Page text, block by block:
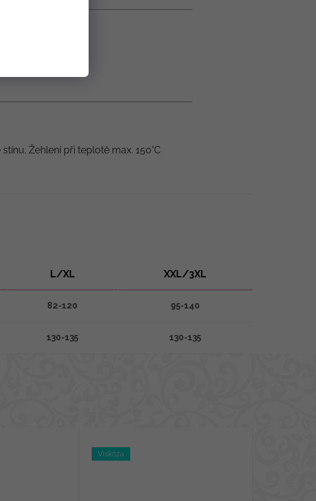
Viskóza
Žehlení při teplotě max. 150°C
L/XL XXL/3XL
82-120 95-140
130-135 130-135